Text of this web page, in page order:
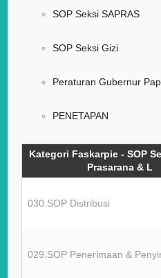
SOP Seksi SAPRAS
SOP Seksi Gizi
Peraturan Gubernur
PENETAPAN
Kategori Faskarpie - SOP
Prasarana & L
030.SOP Distribusi
029.SOP Penerimaan &